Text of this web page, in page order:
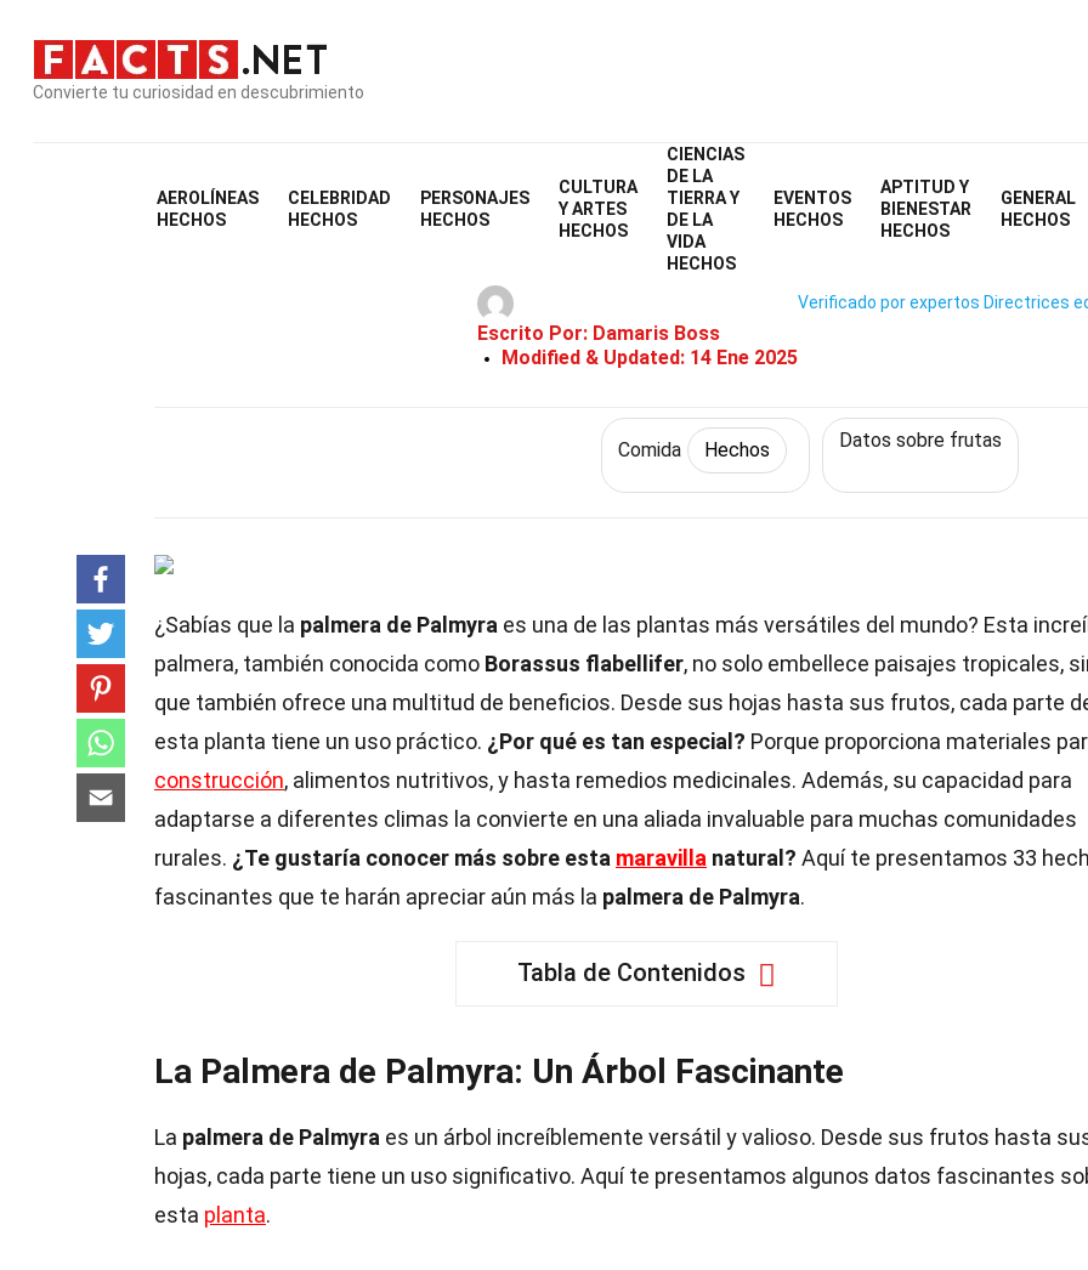
Convierte tu curiosidad en descubrimiento
AEROLÍNEAS
HECHOS
CELEBRIDAD
HECHOS
PERSONAJES
HECHOS
CULTURA
Y ARTES
HECHOS
CIENCIAS
DE LA
TIERRA Y
DE LA
VIDA
HECHOS
EVENTOS
HECHOS
APTITUD Y
BIENESTAR
HECHOS
GENERAL
HECHOS
Estilo de vida
33 Hechos Sobre Palmera De
Escrito Por: Damaris Boss
Modified & Updated: 14 Ene 2025
Verificado por expertos Directrices
Comida Hechos Datos sobre frutas
¿Sabías que la palmera de Palmyra es una de las plantas más versátiles del mundo? Esta
palmera, también conocida como Borassus flabellifer, no solo embellece paisajes tropicales,
que también ofrece una multitud de beneficios. Desde sus hojas hasta sus frutos, cada parte
esta planta tiene un uso práctico. ¿Por qué es tan especial? Porque proporciona materiales
construcción, alimentos nutritivos, y hasta remedios medicinales. Además, su capacidad para
adaptarse a diferentes climas la convierte en una aliada invaluable para muchas comunidades
rurales. ¿Te gustaría conocer más sobre esta maravilla natural? Aquí te presentamos 33
fascinantes que te harán apreciar aún más la palmera de Palmyra.
Tabla de Contenidos
La Palmera de Palmyra: Un Árbol Fascinante
La palmera de Palmyra es un árbol increíblemente versátil y valioso. Desde sus frutos hasta
hojas, cada parte tiene un uso significativo. Aquí te presentamos algunos datos fascinantes
esta planta.